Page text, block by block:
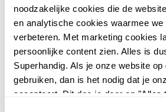
noodzakelijke cookies die de
en analytische cookies waarmee we
verbeteren. Met marketing cookies
persoonlijke content zien. Alles is
Superhandig. Als je onze website
gebruiken, dan is het nodig dat je
accepteert. Dit doe je door op "Alles